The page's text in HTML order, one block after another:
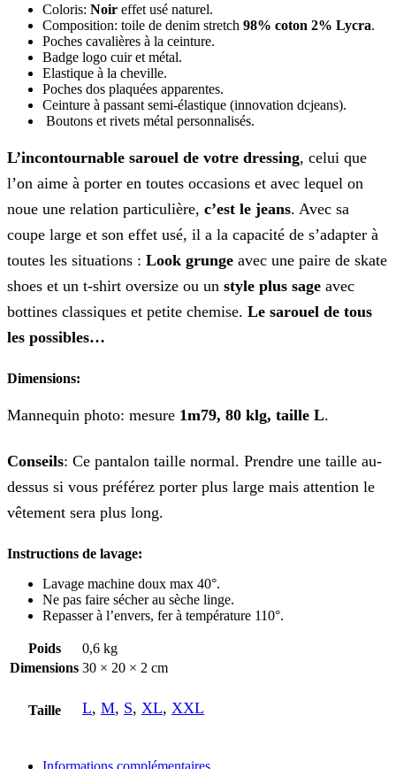
Coloris: Noir effet usé naturel.
Composition: toile de denim stretch 98% coton 2% Lycra.
Poches cavalières à la ceinture.
Badge logo cuir et métal.
Elastique à la cheville.
Poches dos plaquées apparentes.
Ceinture à passant semi-élastique (innovation dcjeans).
Boutons et rivets métal personnalisés.
L’incontournable sarouel de votre dressing, celui que
l’on aime à porter en toutes occasions et avec lequel on
noue une relation particulière, c’est le jeans. Avec sa
coupe large et son effet usé, il a la capacité de s’adapter à
toutes les situations : Look grunge avec une paire de skate
shoes et un t-shirt oversize ou un style plus sage avec
bottines classiques et petite chemise. Le sarouel de tous
les possibles…
Dimensions:
Mannequin photo: mesure 1m79, 80 klg, taille L.
Conseils: Ce pantalon taille normal. Prendre une taille au-
dessus si vous préférez porter plus large mais attention le
vêtement sera plus long.
Instructions de lavage:
Lavage machine doux max 40°.
Ne pas faire sécher au sèche linge.
Repasser à l’envers, fer à température 110°.
Poids
0,6 kg
Dimensions 30 × 20 × 2 cm
Taille L, M, S, XL, XXL
Informations complémentaires